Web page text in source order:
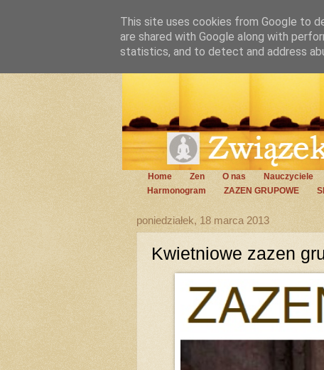
Home Zen O nas Nauczyciele
Harmonogram
ZAZEN GRUPOWE
poniedziałek, 18 marca 2013
Kwietniowe zazen
This site uses cookies from Google to
are shared with Google along with
statistics, and to detect and address